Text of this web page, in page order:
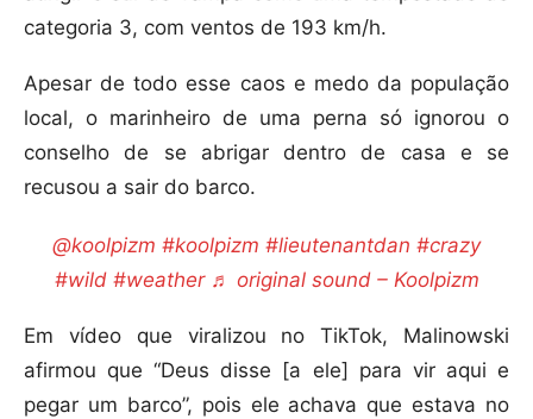
categoria 3, com ventos de 193 km/h.
Apesar de todo esse caos e medo da população
local, o marinheiro de uma perna só ignorou o
conselho de se abrigar dentro de casa e se
recusou a sair do barco.
@koolpizm #koolpizm #lieutenantdan #crazy
#wild #weather ♬ original sound – Koolpizm
Em vídeo que viralizou no TikTok, Malinowski
afirmou que “Deus disse [a ele] para vir aqui e
pegar um barco”, pois ele achava que estava no